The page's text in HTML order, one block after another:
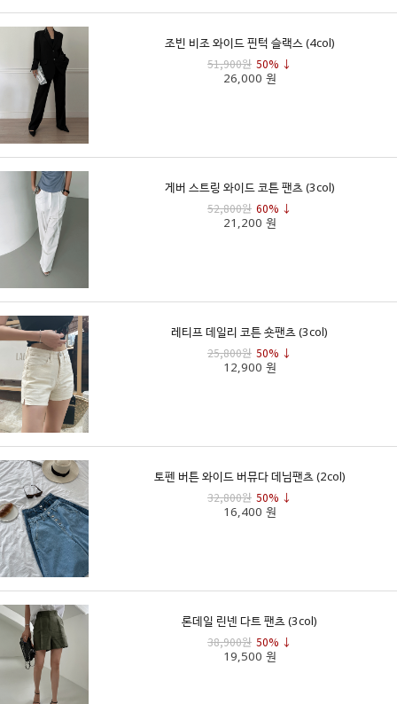
조빈 비조 와이드 핀턱 슬랙스 (4col)
51,900원 50% ↓
26,000 원
게버 스트링 와이드 코튼 팬츠 (3col)
52,800원 60% ↓
21,200 원
레티프 데일리 코튼 숏팬츠 (3col)
25,800원 50% ↓
12,900 원
토펜 버튼 와이드 버뮤다 데님팬츠 (2col)
32,800원 50% ↓
16,400 원
론데일 린넨 다트 팬츠 (3col)
38,900원 50% ↓
19,500 원